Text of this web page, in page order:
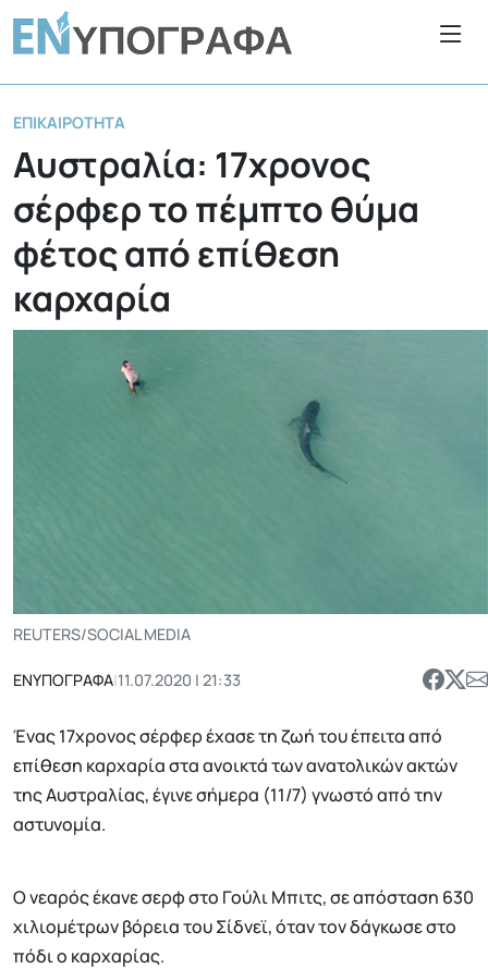
ΕΠΙΚΑΙΡΌΤΗΤΑ
Αυστραλία: 17χρονος
σέρφερ το πέμπτο θύμα
φέτος από επίθεση
καρχαρία
REUTERS/SOCIAL MEDIA
ΕΝΥΠΟΓΡΑΦΑ|11.07.2020 | 21:33
Ένας 17χρονος σέρφερ έχασε τη ζωή του έπειτα από
επίθεση καρχαρία στα ανοικτά των ανατολικών ακτών
της Αυστραλίας, έγινε σήμερα (11/7) γνωστό από την
αστυνομία.
Ο νεαρός έκανε σερφ στο Γούλι Μπιτς, σε απόσταση 630
χιλιομέτρων βόρεια του Σίδνεϊ, όταν τον δάγκωσε στο
πόδι ο καρχαρίας.